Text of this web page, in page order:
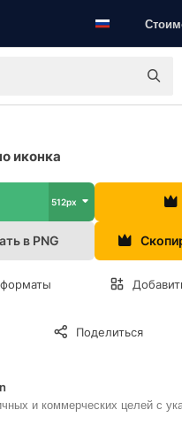
иконка
512px
в PNG
Поделиться
и коммерческих целей с